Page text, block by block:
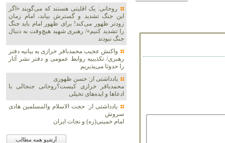
روحانی: یک اقلیتی هستند که می‌گویند «اگر
این جنگ تشدید و گسترش بیابد، امام زمان
زودتر ظهور می‌کند! برای ظهور امام باید جنگ
را تشدید کنیم»/ رهبری شهید هیچ‌وقت به دنبال
جنگ نبودند
واکنش عجیب محمدباقر خرازی به بیانیه دفتر
رهبری/ تکذیبیه روابط عمومی و دفتر نشر آثار
را حدوثا می‌پذیریم
یادداشتی از: حسن ظهوری
محمدباقر خرازی کیست؟روحانی جنجالی با
ادعاها و ایده‌های تخیلی
یادداشتی از: حجت الاسلام والمسلمین هادی
سروش
امام خمینی(ره) و نجات ایران
آرشیو همه مطالب